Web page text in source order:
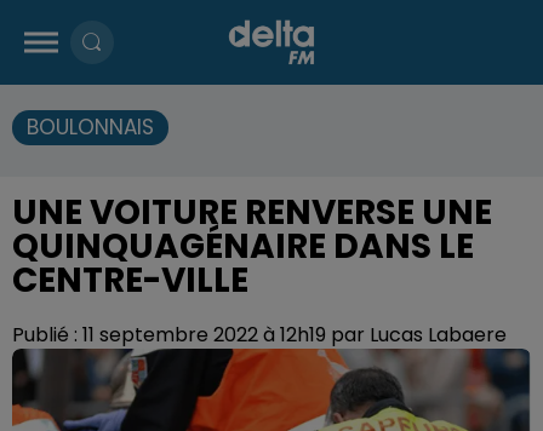
BOULONNAIS
UNE VOITURE RENVERSE UNE
QUINQUAGÉNAIRE DANS LE
CENTRE-VILLE
Publié : 11 septembre 2022 à 12h19 par Lucas Labaere